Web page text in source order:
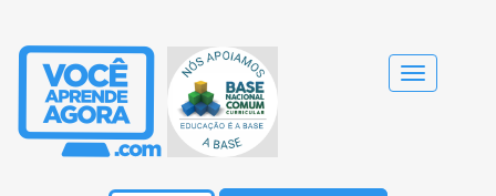
Alternar
navegação